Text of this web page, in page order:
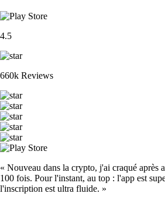
4.5
660k Reviews
« Nouveau dans la crypto, j'ai craqué après
100 fois. Pour l'instant, au top : l'app est
l'inscription est ultra fluide. »